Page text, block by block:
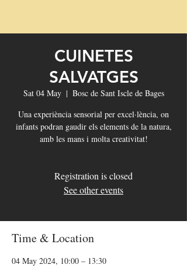
CUINETES
SALVATGES
Sat 04 May
  |
Bosc de Sant Iscle de Bages
Una experiència sensorial per excel·lència, on
infants podran gaudir els elements de la natura,
amb les mans i molta creativitat!
Registration is closed
See other events
Time & Location
04 May 2024, 10:00 – 13:30